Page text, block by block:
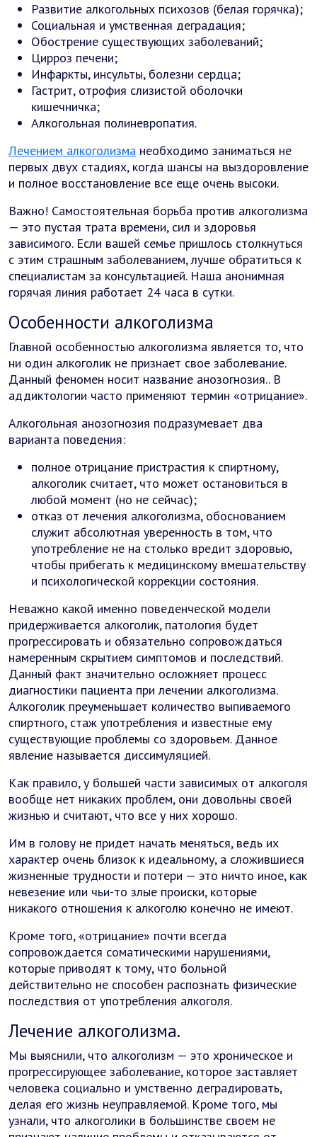
Развитие алкогольных психозов (белая горячка);
Социальная и умственная деградация;
Обострение существующих заболеваний;
Цирроз печени;
Инфаркты, инсульты, болезни сердца;
Гастрит, отрофия слизистой оболочки
кишечничка;
Алкогольная полиневропатия.
Лечением алкоголизма необходимо заниматься не
первых двух стадиях, когда шансы на выздоровление
и полное восстановление все еще очень высоки.
Важно! Самостоятельная борьба против алкоголизма
— это пустая трата времени, сил и здоровья
зависимого. Если вашей семье пришлось столкнуться
с этим страшным заболеванием, лучше обратиться к
специалистам за консультацией. Наша анонимная
горячая линия работает 24 часа в сутки.
Особенности алкоголизма
Главной особенностью алкоголизма является то, что
ни один алкоголик не признает свое заболевание.
Данный феномен носит название анозогнозия.. В
аддиктологии часто применяют термин «отрицание».
Алкогольная анозогнозия подразумевает два
варианта поведения:
полное отрицание пристрастия к спиртному,
алкоголик считает, что может остановиться в
любой момент (но не сейчас);
отказ от лечения алкоголизма, обоснованием
служит абсолютная уверенность в том, что
употребление не на столько вредит здоровью,
чтобы прибегать к медицинскому вмешательству
и психологической коррекции состояния.
Неважно какой именно поведенческой модели
придерживается алкоголик, патология будет
прогрессировать и обязательно сопровождаться
намеренным скрытием симптомов и последствий.
Данный факт значительно осложняет процесс
диагностики пациента при лечении алкоголизма.
Алкоголик преуменьшает количество выпиваемого
спиртного, стаж употребления и известные ему
существующие проблемы со здоровьем. Данное
явление называется диссимуляцией.
Как правило, у большей части зависимых от алкоголя
вообще нет никаких проблем, они довольны своей
жизнью и считают, что все у них хорошо.
Им в голову не придет начать меняться, ведь их
характер очень близок к идеальному, а сложившиеся
жизненные трудности и потери — это ничто иное, как
невезение или чьи-то злые происки, которые
никакого отношения к алкоголю конечно не имеют.
Кроме того, «отрицание» почти всегда
сопровождается соматическими нарушениями,
которые приводят к тому, что больной
действительно не способен распознать физические
последствия от употребления алкоголя.
Лечение алкоголизма.
Мы выяснили, что алкоголизм — это хроническое и
прогрессирующее заболевание, которое заставляет
человека социально и умственно деградировать,
делая его жизнь неуправляемой. Кроме того, мы
узнали, что алкоголики в большинстве своем не